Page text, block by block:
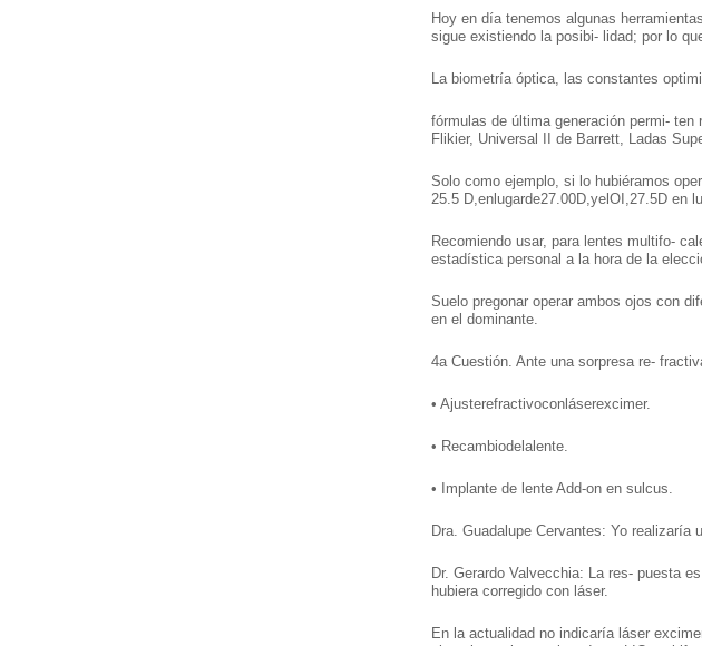
Hoy en día tenemos algunas
sigue existiendo la posibi- lidad; por lo
La biometría óptica, las constantes
fórmulas de última generación permi-
Flikier, Universal II de Barrett, Ladas
Solo como ejemplo, si lo hubiéramos
25.5 D,enlugarde27.00D,yelOI,27.5D en
Recomiendo usar, para lentes multifo-
estadística personal a la hora de la
Suelo pregonar operar ambos ojos con
en el dominante.
4a Cuestión. Ante una sorpresa re-
• Ajusterefractivoconláserexcimer.
• Recambiodelalente.
• Implante de lente Add-on en sulcus.
Dra. Guadalupe Cervantes: Yo realizaría
Dr. Gerardo Valvecchia: La res- puesta
hubiera corregido con láser.
En la actualidad no indicaría láser